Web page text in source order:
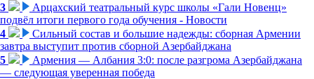
3
Арцахский театральный курс школы «Гали Новенц»
подвёл итоги первого года обучения - Новости
4
Сильный состав и большие надежды: сборная Армении
завтра выступит против сборной Азербайджана
5
Армения — Албания 3:0: после разгрома Азербайджана
— следующая уверенная победа